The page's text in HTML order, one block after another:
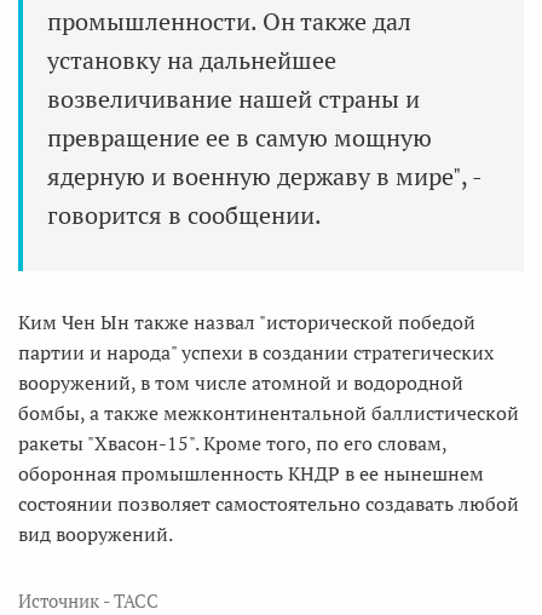
промышленности. Он также дал
установку на дальнейшее
возвеличивание нашей страны и
превращение ее в самую мощную
ядерную и военную державу в мире", -
говорится в сообщении.
Ким Чен Ын также назвал "исторической победой
партии и народа" успехи в создании стратегических
вооружений, в том числе атомной и водородной
бомбы, а также межконтинентальной баллистической
ракеты "Хвасон-15". Кроме того, по его словам,
оборонная промышленность КНДР в ее нынешнем
состоянии позволяет самостоятельно создавать любой
вид вооружений.
Источник - ТАСС